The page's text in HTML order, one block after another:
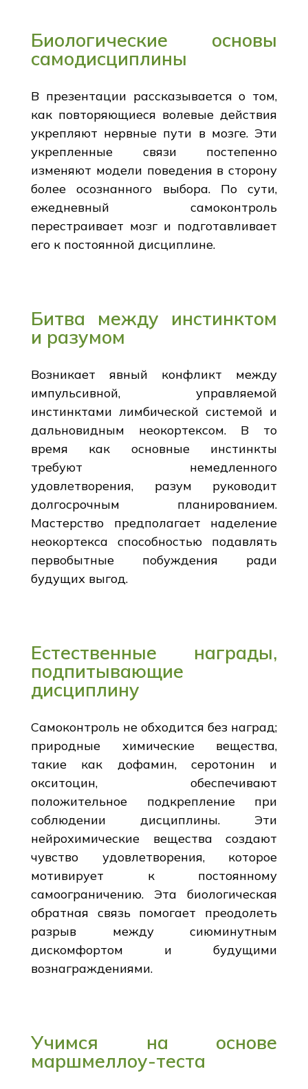
Биологические основы
самодисциплины
В презентации рассказывается о том,
как повторяющиеся волевые действия
укрепляют нервные пути в мозге. Эти
укрепленные связи постепенно
изменяют модели поведения в сторону
более осознанного выбора. По сути,
ежедневный самоконтроль
перестраивает мозг и подготавливает
его к постоянной дисциплине.
Битва между инстинктом
и разумом
Возникает явный конфликт между
импульсивной, управляемой
инстинктами лимбической системой и
дальновидным неокортексом. В то
время как основные инстинкты
требуют немедленного
удовлетворения, разум руководит
долгосрочным планированием.
Мастерство предполагает наделение
неокортекса способностью подавлять
первобытные побуждения ради
будущих выгод.
Естественные награды,
подпитывающие
дисциплину
Самоконтроль не обходится без наград;
природные химические вещества,
такие как дофамин, серотонин и
окситоцин, обеспечивают
положительное подкрепление при
соблюдении дисциплины. Эти
нейрохимические вещества создают
чувство удовлетворения, которое
мотивирует к постоянному
самоограничению. Эта биологическая
обратная связь помогает преодолеть
разрыв между сиюминутным
дискомфортом и будущими
вознаграждениями.
Учимся на основе
маршмеллоу-теста